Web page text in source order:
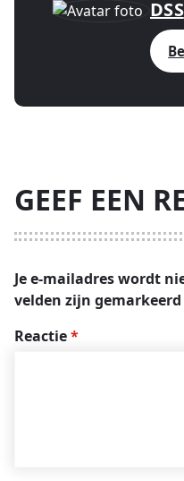
DSS
GEEF EEN
Je e-mailadres wordt
velden zijn
Reactie*